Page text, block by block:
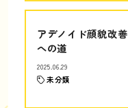
アデノイド顔貌改善
への道
2025.06.29
未分類